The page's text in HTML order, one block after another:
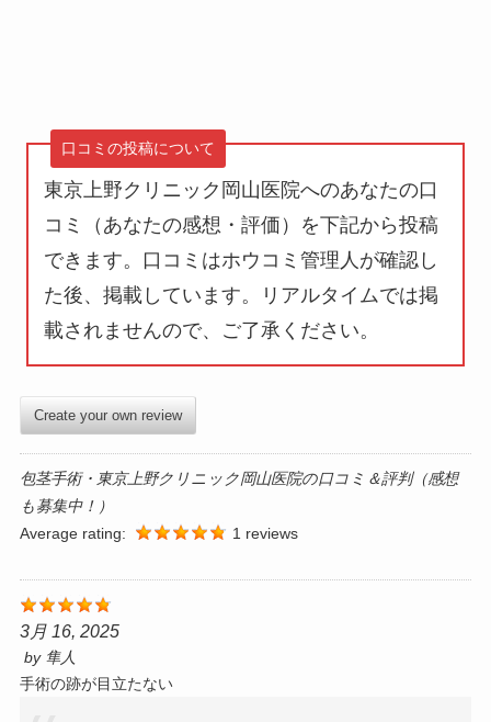
口コミの投稿について
東京上野クリニック岡山医院へのあなたの口
コミ（あなたの感想・評価）を下記から投稿
できます。口コミはホウコミ管理人が確認し
た後、掲載しています。
リアルタイムでは掲
載されませんので、ご了承ください。
Create your own review
包茎手術・東京上野クリニック岡山医院の口コミ＆評判（感想
も募集中！）
Average rating:
1 reviews
3月 16, 2025
by 隼人
手術の跡が目立たない